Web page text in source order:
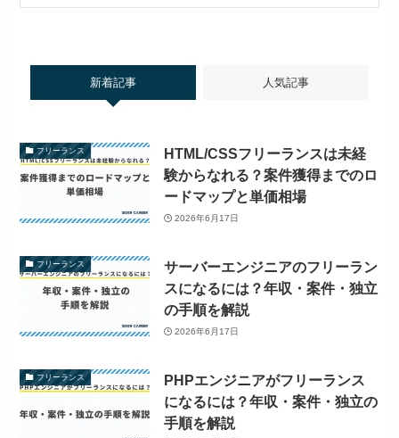
新着記事 人気記事
フリーランス
HTML/CSSフリーランスは未経
験からなれる？案件獲得までのロ
ードマップと単価相場
2026年6月17日
フリーランス
サーバーエンジニアのフリーラン
スになるには？年収・案件・独立
の手順を解説
2026年6月17日
フリーランス
PHPエンジニアがフリーランス
になるには？年収・案件・独立の
手順を解説